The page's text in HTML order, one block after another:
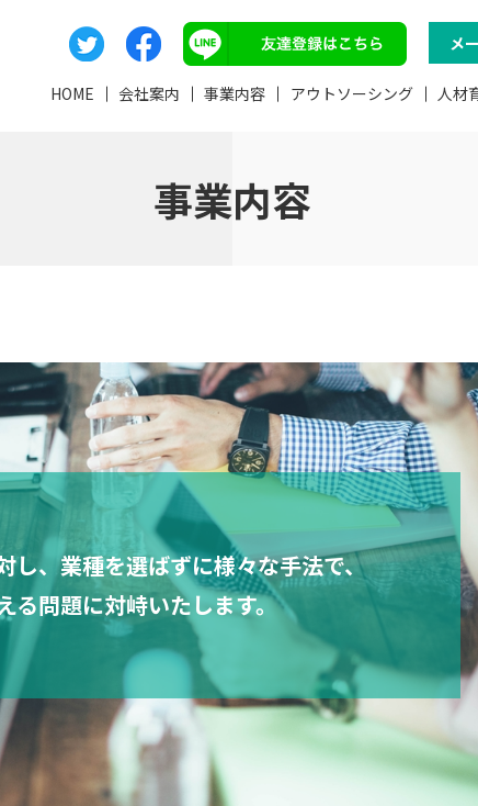
メ
HOME 会社案内 事業内容 アウトソーシング 人材
事業内容
し、業種を選ばずに様々な手法で、
る問題に対峙いたします。